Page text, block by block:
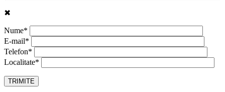
✖
Nume*
E-mail*
Telefon*
Localitate*